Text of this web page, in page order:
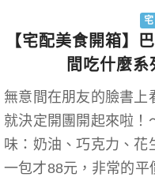
【宅配美食開箱】
間吃什麼
無意間在朋友的臉書上
就決定開團開起來啦！
味：奶油、巧克力、花
一包才88元，非常的平